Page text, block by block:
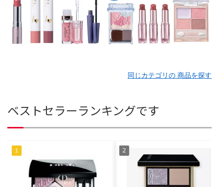
同じカテゴリの 商品を探す
ベストセラーランキングです